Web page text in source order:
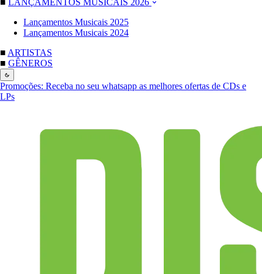
■ LANÇAMENTOS MUSICAIS 2026
Lançamentos Musicais 2025
Lançamentos Musicais 2024
■ ARTISTAS
■ GÊNEROS
Promoções: Receba no seu whatsapp as melhores ofertas de CDs e
LPs